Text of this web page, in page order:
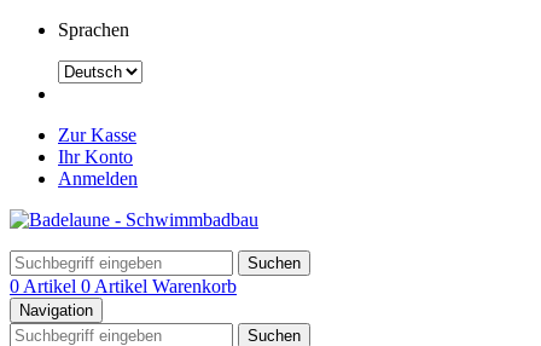
Sprachen
Zur Kasse
Ihr Konto
Anmelden
Suchen
0 Artikel 0 Artikel Warenkorb
Navigation
Suchen